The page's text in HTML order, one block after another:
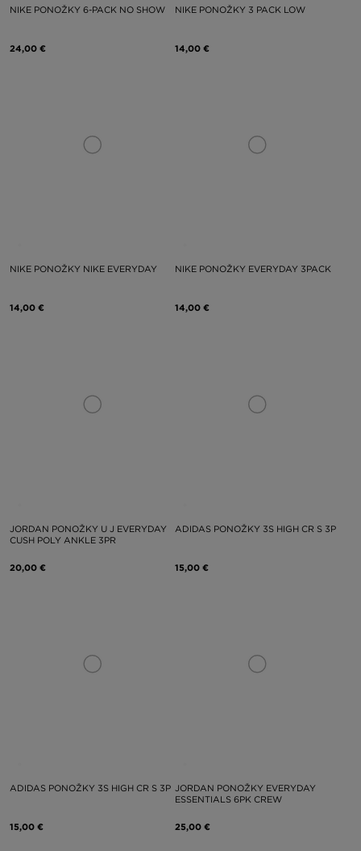
NIKE PONOŽKY 6-PACK NO SHOW
24,00 €
NIKE PONOŽKY 3 PACK LOW
14,00 €
NIKE PONOŽKY NIKE EVERYDAY
14,00 €
NIKE PONOŽKY EVERYDAY 3PACK
14,00 €
JORDAN PONOŽKY U J EVERYDAY
CUSH POLY ANKLE 3PR
20,00 €
ADIDAS PONOŽKY 3S HIGH CR S 3P
15,00 €
ADIDAS PONOŽKY 3S HIGH CR S 3P
15,00 €
JORDAN PONOŽKY EVERYDAY
ESSENTIALS 6PK CREW
25,00 €